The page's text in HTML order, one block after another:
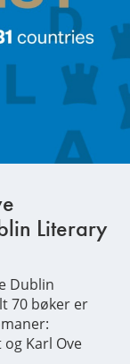
Literary
Dublin
70 bøker er
Karl Ove